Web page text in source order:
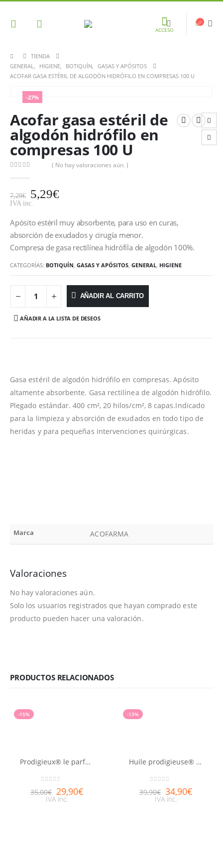
ACCESO
TIENDA
GENERAL, HIGIENE, BOTIQUÍN, GASAS Y APÓSITOS
ACOFAR GASA ESTÉRIL DE ALGODÓN HIDRÓFILO EN COMPRESAS 100 U
-27%
Acofar gasa estéril de
algodón hidrófilo en
compresas 100 U
( No hay valoraciones aún. )
7,29€ 5,29€
IVA inc.
Apósito estéril muy absorbente, para uso en curas,
absorción de exudados y cirugía menor.
Compresa de gasa rectilínea hidrófila de algodón 100%.
CATEGORÍAS: BOTIQUÍN, GASAS Y APÓSITOS, GENERAL, HIGIENE
AÑADIR AL CARRITO
AÑADIR A LA LISTA DE DESEOS
Gasa estéril de algodón hidrófilo en compresas. Apósito
altamente absorbente. Gasa rectilínea de algodón hidrófilo.
Plegado estándar. 400 cm², 20 hilos/cm², 8 capas.Indicado
para la limpieza y absorción de exudados en todo tipo de
heridas y para pequeñas intervenciones quirúrgicas.
Marca ACOFARMA
Valoraciones
No hay valoraciones aún.
Solo los usuarios registrados que hayan comprado este
producto pueden hacer una valoración.
PRODUCTOS RELACIONADOS
-15%
Prodigieux® le parfum NUXE 30ml
out of 5
35,00€ 29,90€
IVA inc.
-13%
Huile prodigieuse® or NUXE 100ml
out of 5
39,90€ 34,90€
IVA inc.